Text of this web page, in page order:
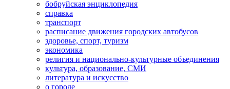
бобруйская энциклопедия
справка
транспорт
расписание движения городских автобусов
здоровье, спорт, туризм
экономика
религия и национально-культурные объединения
культура, образование, СМИ
литература и искусство
о городе